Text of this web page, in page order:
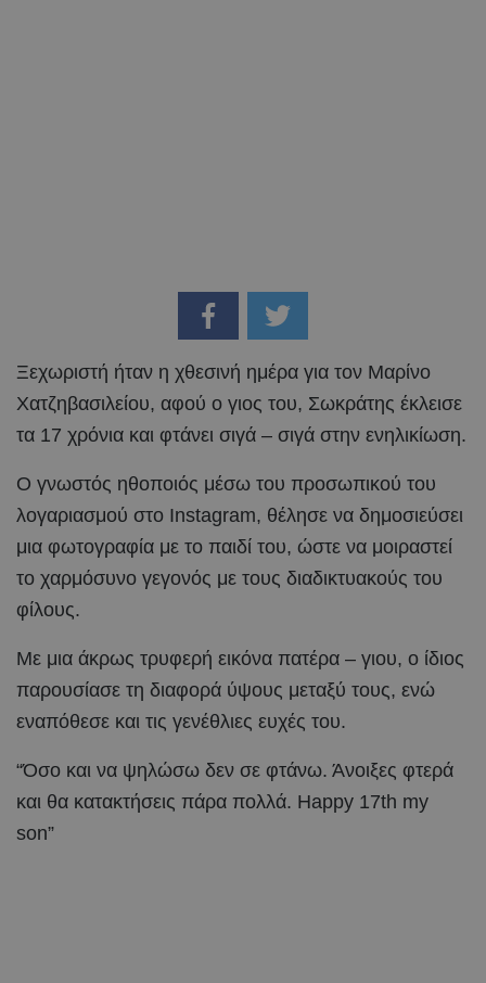
Ξεχωριστή ήταν η χθεσινή ημέρα για τον Mαρίνο
Χατζηβασιλείου, αφού ο γιος του, Σωκράτης έκλεισε
τα 17 χρόνια και φτάνει σιγά – σιγά στην ενηλικίωση.
Ο γνωστός ηθοποιός μέσω του προσωπικού του
λογαριασμού στο Ιnstagram, θέλησε να δημοσιεύσει
μια φωτογραφία με το παιδί του, ώστε να μοιραστεί
το χαρμόσυνο γεγονός με τους διαδικτυακούς του
φίλους.
Με μια άκρως τρυφερή εικόνα πατέρα – γιου, ο ίδιος
παρουσίασε τη διαφορά ύψους μεταξύ τους, ενώ
εναπόθεσε και τις γενέθλιες ευχές του.
“Όσο και να ψηλώσω δεν σε φτάνω. Άνοιξες φτερά
και θα κατακτήσεις πάρα πολλά. Ηappy 17th my
son”